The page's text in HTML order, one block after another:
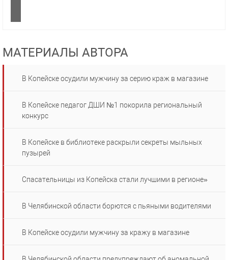
МАТЕРИАЛЫ АВТОРА
В Копейске осудили мужчину за серию краж в магазине
В Копейске педагог ДШИ №1 покорила региональный
конкурс
В Копейске в библиотеке раскрыли секреты мыльных
пузырей
Спасательницы из Копейска стали лучшими в регионе»
В Челябинской области борются с пьяными водителями
В Копейске осудили мужчину за кражу в магазине